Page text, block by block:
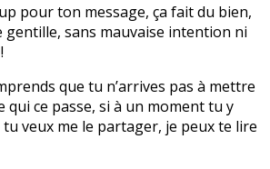
pour ton message, ça fait du bien,
gentille, sans mauvaise intention ni
que tu n’arrives pas à mettre
qui ce passe, si à un moment tu y
veux me le partager, je peux te lire